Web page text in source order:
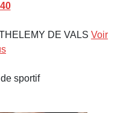
DE VALS Voir
sportif